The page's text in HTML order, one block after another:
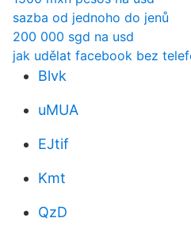
sazba od jednoho do jenů
200 000 sgd na usd
jak udělat facebook bez
Blvk
uMUA
EJtif
Kmt
QzD